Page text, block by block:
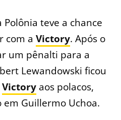
teve a chance
com a Victory. Após o
um pênalti para a
Lewandowski ficou
Victory aos polacos,
Guillermo Uchoa.